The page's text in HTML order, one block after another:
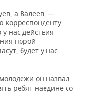
а Валеев, —
корреспонденту
нас действия
порой
будет у нас
он назвал
ребят наедине со